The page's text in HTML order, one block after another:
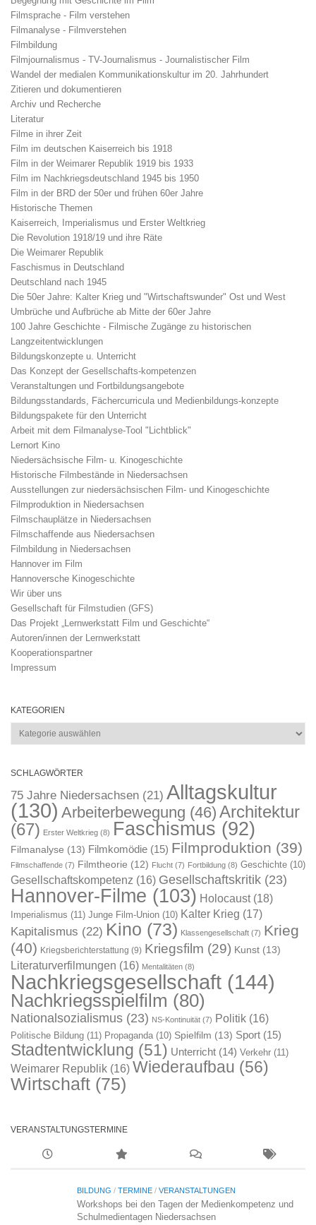
Filmsprache - Film verstehen
Filmanalyse - Filmverstehen
Filmbildung
Filmjournalismus - TV-Journalismus - Journalistischer Film
Wandel der medialen Kommunikationskultur im 20. Jahrhundert
Zitieren und dokumentieren
Archiv und Recherche
Literatur
Filme in ihrer Zeit
Film im deutschen Kaiserreich bis 1918
Film in der Weimarer Republik 1919 bis 1933
Film im Nachkriegsdeutschland 1945 bis 1950
Film in der BRD der 50er und frühen 60er Jahre
Historische Themen
Kaiserreich, Imperialismus und Erster Weltkrieg
Die Revolution 1918/19 und ihre Räte
Die Weimarer Republik
Faschismus in Deutschland
Deutschland nach 1945
Die 50er Jahre: Kalter Krieg und "Wirtschaftswunder" Ost und West
Umbrüche und Aufbrüche ab Mitte der 60er Jahre
100 Jahre Geschichte - Filmische Zugänge zu historischen
Langzeitentwicklungen
Bildungskonzepte u. Unterricht
Das Konzept der Gesellschafts-kompetenzen
Veranstaltungen und Fortbildungsangebote
Bildungsstandards, Fächercurricula und Medienbildungs-konzepte
Bildungspakete für den Unterricht
Arbeit mit dem Filmanalyse-Tool "Lichtblick"
Lernort Kino
Niedersächsische Film- u. Kinogeschichte
Historische Filmbestände in Niedersachsen
Ausstellungen zur niedersächsischen Film- und Kinogeschichte
Filmproduktion in Niedersachsen
Filmschauplätze in Niedersachsen
Filmschaffende aus Niedersachsen
Filmbildung in Niedersachsen
Hannover im Film
Hannoversche Kinogeschichte
Wir über uns
Gesellschaft für Filmstudien (GFS)
Das Projekt „Lernwerkstatt Film und Geschichte“
Autoren/innen der Lernwerkstatt
Kooperationspartner
Impressum
KATEGORIEN
Kategorien
SCHLAGWÖRTER
75 Jahre Niedersachsen (21) Alltagskultur
(130) Arbeiterbewegung (46) Architektur
(67) Erster Weltkrieg (8) Faschismus (92)
Filmanalyse (13) Filmkomödie (15) Filmproduktion (39)
Filmschaffende (7) Filmtheorie (12) Flucht (7) Fortbildung (8) Geschichte (10)
Gesellschaftskompetenz (16) Gesellschaftskritik (23)
Hannover-Filme (103) Holocaust(18)
Imperialismus (11) Junge Film-Union (10) Kalter Krieg (17)
Kapitalismus (22) Kino (73) Klassengesellschaft (7) Krieg
(40) Kriegsberichterstattung (9) Kriegsfilm (29) Kunst (13)
Literaturverfilmungen (16) Mentalitäten (8)
Nachkriegsgesellschaft (144)
Nachkriegsspielfilm (80)
Nationalsozialismus (23) NS-Kontinuität (7) Politik (16)
Politische Bildung (11) Propaganda (10) Spielfilm (13) Sport (15)
Stadtentwicklung (51) Unterricht (14) Verkehr (11)
Weimarer Republik (16) Wiederaufbau (56)
Wirtschaft (75)
VERANSTALTUNGSTERMINE
BILDUNG / TERMINE / VERANSTALTUNGEN
Workshops bei den Tagen der Medienkompetenz und
Schulmedientagen Niedersachsen